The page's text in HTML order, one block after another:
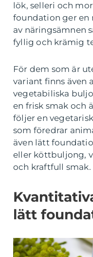
lök, selleri och
foundation ger en
av näringsämnen
fyllig och krämig
För dem som är
variant finns även
vegetabiliska
en frisk smak och
följer en
som föredrar
även lätt
eller köttbuljong,
och kraftfull smak.
lätt